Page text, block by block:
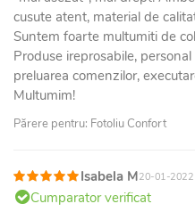
cusute atent, material de
Suntem foarte multumiti de
Produse ireprosabile,
preluarea comenzilor,
Multumim!
Părere pentru: Fotoliu Confort
Isabela M20-01-2022
Cumparator verificat